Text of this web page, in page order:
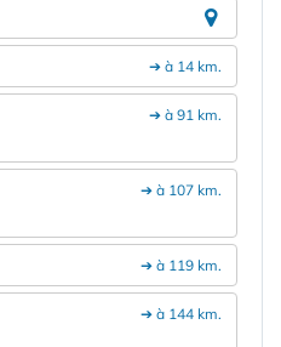
➔ à 14 km.
➔ à 91 km.
➔ à 107 km.
➔ à 119 km.
➔ à 144 km.